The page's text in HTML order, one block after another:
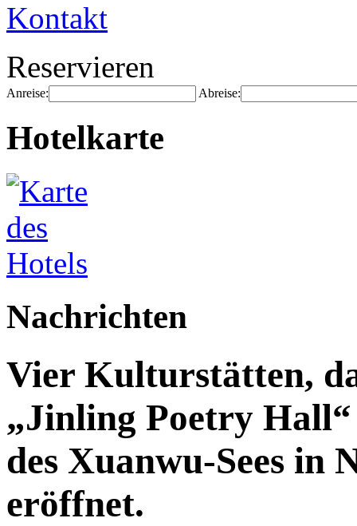
Kontakt
Reservieren
Anreise: Abreise:
Hotelkarte
Nachrichten
Vier Kulturstätten,
„Jinling Poetry
des Xuanwu-Sees
eröffnet.